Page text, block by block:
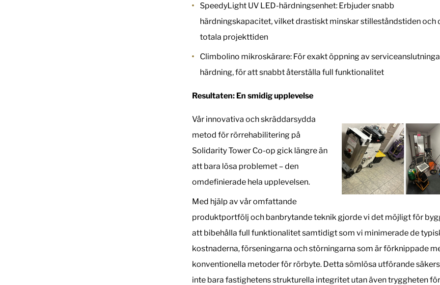
SpeedyLight UV LED-härdningsenhet: Erbjuder snabb
härdningskapacitet, vilket drastiskt minskar stilleståndstiden och
totala projekttiden
Climbolino mikroskärare: För exakt öppning av
härdning, för att snabbt återställa full funktionalitet
Resultaten: En smidig upplevelse
Vår innovativa och skräddarsydda
metod för rörrehabilitering på
Solidarity Tower Co-op gick längre än
att bara lösa problemet – den
omdefinierade hela upplevelsen.
Med hjälp av vår omfattande
produktportfölj och banbrytande teknik gjorde vi det möjligt för
att bibehålla full funktionalitet samtidigt som vi minimerade de
kostnaderna, förseningarna och störningarna som är förknippade
konventionella metoder för rörbyte. Detta sömlösa utförande
inte bara fastighetens strukturella integritet utan även tryggheten